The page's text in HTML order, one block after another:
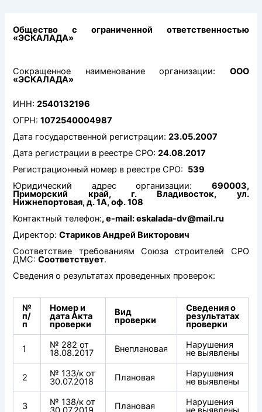
Общество с ограниченной ответственностью
«ЭСКАЛАДА»
Сокращенное наименование организации: ООО
«ЭСКАЛАДА»
ИНН:2540132196
ОГРН:1072540004987
Дата государственной регистрации:23.05.2007
Дата регистрации в реестре СРО:24.08.2017
Регистрационный номер в реестре СРО: 539
Юридический адрес организации: 690003,
Приморский край, г. Владивосток, ул.
Нижнепортовая, д. 1А, оф. 108
Контактный телефон:, e-mail: eskalada-dv@mail.ru
Директор:Стариков Андрей Викторович
Соответствие требованиям Союза строителей СРО
ДМС:Соответствует.
Сведения о результатах проведенных проверок:
№
п/
п
Номер и
дата Акта
проверки
Вид
проверки
Сведения о
результатах
проверки
1 № 282 от
18.08.2017 Внеплановая Нарушения
не выявлены
2 № 133/к от
30.07.2018 Плановая Нарушения
не выявлены
3 № 138/к от Плановая Нарушения